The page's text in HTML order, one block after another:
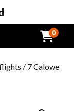
0
/ 7 Calowe